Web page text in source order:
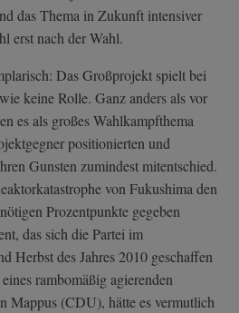
das Thema in Zukunft intensiver
erst nach der Wahl.
Das Großprojekt spielt bei
keine Rolle. Ganz anders als vor
es als großes Wahlkampfthema
positionierten und
Gunsten zumindest mitentschied.
von Fukushima den
Prozentpunkte gegeben
das sich die Partei im
Herbst des Jahres 2010 geschaffen
rambomäßig agierenden
Mappus (CDU), hätte es vermutlich